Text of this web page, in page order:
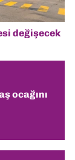
değişecek
ocağını